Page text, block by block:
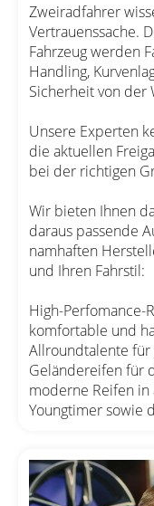
Zweiradfahrer
Vertrauenssache.
Fahrzeug werden
Handling,
Sicherheit von der
Unsere Experten
die aktuellen
bei der richtigen
Wir bieten Ihnen
daraus passende
namhaften
und Ihren Fahrstil:
High-Perfomance-
komfortable und
Allroundtalente für
Geländereifen für
moderne Reifen in
Youngtimer sowie